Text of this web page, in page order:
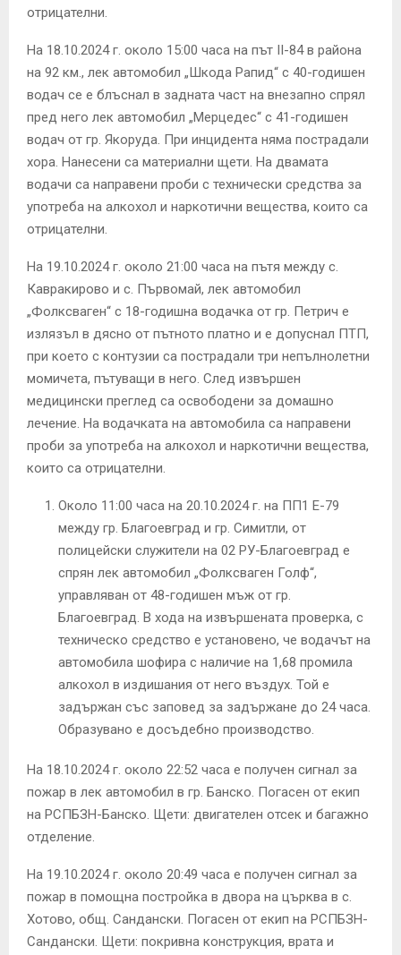
отрицателни.
На 18.10.2024 г. около 15:00 часа на път II-84 в района
на 92 км., лек автомобил „Шкода Рапид“ с 40-годишен
водач се е блъснал в задната част на внезапно спрял
пред него лек автомобил „Мерцедес“ с 41-годишен
водач от гр. Якоруда. При инцидента няма пострадали
хора. Нанесени са материални щети. На двамата
водачи са направени проби с технически средства за
употреба на алкохол и наркотични вещества, които са
отрицателни.
На 19.10.2024 г. около 21:00 часа на пътя между с.
Кавракирово и с. Първомай, лек автомобил
„Фолксваген“ с 18-годишна водачка от гр. Петрич е
излязъл в дясно от пътното платно и е допуснал ПТП,
при което с контузии са пострадали три непълнолетни
момичета, пътуващи в него. След извършен
медицински преглед са освободени за домашно
лечение. На водачката на автомобила са направени
проби за употреба на алкохол и наркотични вещества,
които са отрицателни.
Около 11:00 часа на 20.10.2024 г. на ПП1 Е-79
между гр. Благоевград и гр. Симитли, от
полицейски служители на 02 РУ-Благоевград е
спрян лек автомобил „Фолксваген Голф“,
управляван от 48-годишен мъж от гр.
Благоевград. В хода на извършената проверка, с
техническо средство е установено, че водачът на
автомобила шофира с наличие на 1,68 промила
алкохол в издишания от него въздух. Той е
задържан със заповед за задържане до 24 часа.
Образувано е досъдебно производство.
На 18.10.2024 г. около 22:52 часа е получен сигнал за
пожар в лек автомобил в гр. Банско. Погасен от екип
на РСПБЗН-Банско. Щети: двигателен отсек и багажно
отделение.
На 19.10.2024 г. около 20:49 часа е получен сигнал за
пожар в помощна постройка в двора на църква в с.
Хотово, общ. Сандански. Погасен от екип на РСПБЗН-
Сандански. Щети: покривна конструкция, врата и